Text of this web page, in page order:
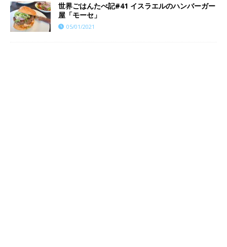
世界ごはんたべ記#41 イスラエルのハンバーガー
屋「モーセ」
05/01/2021